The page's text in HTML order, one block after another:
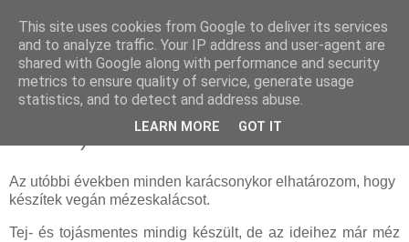
péntek, december 14, 2018
Datolya keksz, avagy a vegán
mézeskalács alap (tej-, tojás- és méz
Az utóbbi években minden karácsonykor elhatározom, hogy
készítek vegán mézeskalácsot.
Tej- és tojásmentes mindig készült, de az ideihez már méz
This site uses cookies from Google to deliver its services
and to analyze traffic. Your IP address and user-agent are
shared with Google along with performance and security
metrics to ensure quality of service, generate usage
statistics, and to detect and address abuse.
LEARN MORE GOT IT